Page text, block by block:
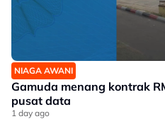
NIAGA AWANI
Gamuda menang kontrak
pusat data
1 day ago